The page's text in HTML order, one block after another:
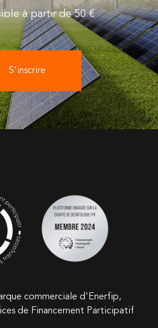
à partir de 50 €
S'inscrire
commerciale d'Enerfip,
de Financement Participatif